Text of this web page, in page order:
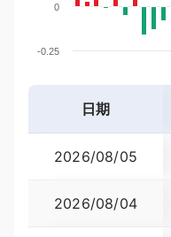
06/2606/30
-0.25
0
日期
2026/08/05
2026/08/04